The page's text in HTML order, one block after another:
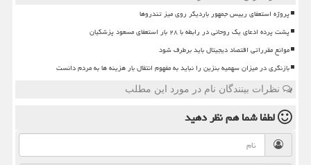
پروژه استعفای رییس جمهور باردیگر روی میز تندروها
پشت پرده ادعای یک روحانی در رابطه با ۲۸ بار استعفای مسعود پزشکیان
موانع مقرراتی اقتصاد دیجیتال باید برطرف شود
بازنگری در میزان سهمیه بنزین را نباید به مفهوم انتقال بار هزینه ها به مردم دانست
نظرات بینندگان نام در مورد این مطلب
لطفا شما همنظر دهید